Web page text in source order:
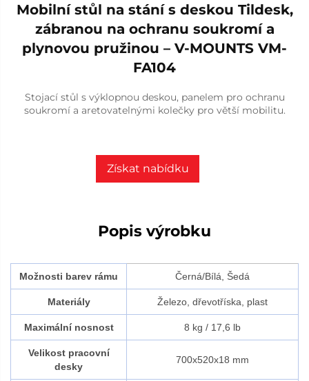
Mobilní stůl na stání s deskou Tildesk,
zábranou na ochranu soukromí a
plynovou pružinou – V-MOUNTS VM-
FA104
Stojací stůl s výklopnou deskou, panelem pro ochranu
soukromí a aretovatelnými kolečky pro větší mobilitu.
Získat nabídku
Popis výrobku
Možnosti barev rámu Černá/Bílá, Šedá
Materiály Železo, dřevotříska, plast
Maximální nosnost 8 kg / 17,6 lb
Velikost pracovní
desky
700x520x18 mm